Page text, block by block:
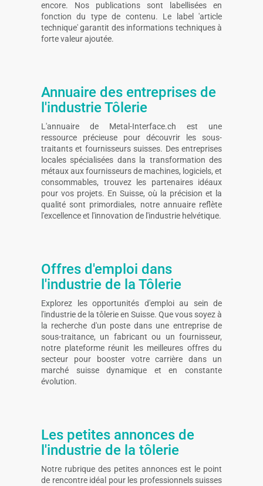
encore. Nos publications sont labellisées en
fonction du type de contenu. Le label 'article
technique' garantit des informations techniques à
forte valeur ajoutée.
Annuaire des entreprises de
l'industrie Tôlerie
L'annuaire de Metal-Interface.ch est une
ressource précieuse pour découvrir les sous-
traitants et fournisseurs suisses. Des entreprises
locales spécialisées dans la transformation des
métaux aux fournisseurs de machines, logiciels, et
consommables, trouvez les partenaires idéaux
pour vos projets. En Suisse, où la précision et la
qualité sont primordiales, notre annuaire reflète
l'excellence et l'innovation de l'industrie helvétique.
Offres d'emploi dans
l'industrie de la Tôlerie
Explorez les opportunités d'emploi au sein de
l'industrie de la tôlerie en Suisse. Que vous soyez à
la recherche d'un poste dans une entreprise de
sous-traitance, un fabricant ou un fournisseur,
notre plateforme réunit les meilleures offres du
secteur pour booster votre carrière dans un
marché suisse dynamique et en constante
évolution.
Les petites annonces de
l'industrie de la tôlerie
Notre rubrique des petites annonces est le point
de rencontre idéal pour les professionnels suisses